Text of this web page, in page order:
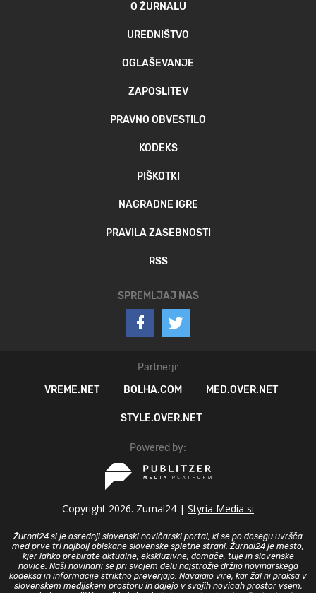
O ŽURNALU
UREDNIŠTVO
OGLAŠEVANJE
ZAPOSLITEV
PRAVNO OBVESTILO
KODEKS
PIŠKOTKI
NAGRADNE IGRE
PRAVILA ZASEBNOSTI
RSS
SPREMLJAJ NAS
Partnerji:
VREME.NET
BOLHA.COM MED.OVER.NET
STYLE.OVER.NET
Powered by:
Copyright 2026. Zurnal24 | Styria Media si
Žurnal24.si je osrednji slovenski novičarski portal, ki se po dosegu uvršča
med prve tri najbolj obiskane slovenske spletne strani. Žurnal24 je mesto,
kjer lahko prebirate aktualne, ekskluzivne, domače, tuje in slovenske
novice. Naši novinarji se pri svojem delu najstrožje držijo novinarskega
kodeksa in informacije striktno preverjajo. Navajajo vire, kar žal ni praksa v
slovenskem medijskem prostoru in dajejo v svojih novicah prostor vsem,